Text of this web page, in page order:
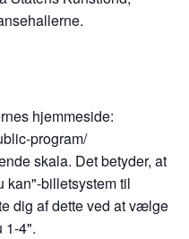
hjemmeside:
program/
skala. Det betyder, at
kan"-billetsystem til
dig af dette ved at vælge
1-4".